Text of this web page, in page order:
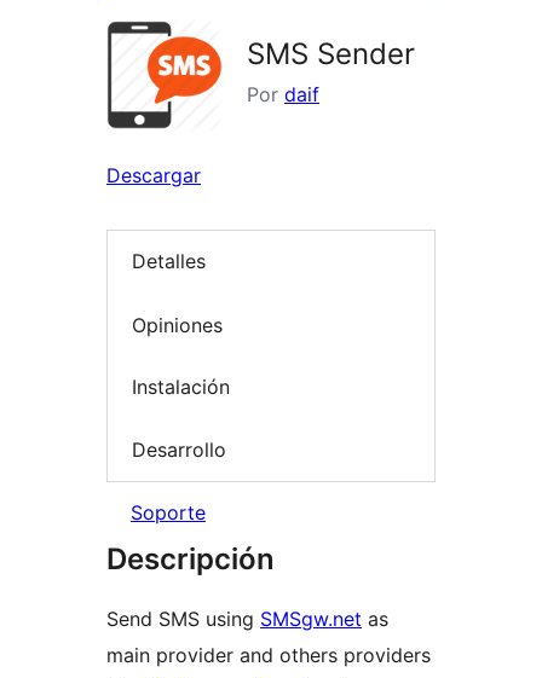
SMS Sender
Por daif
Descargar
Detalles
Opiniones
Instalación
Desarrollo
Soporte
Descripción
Send SMS using SMSgw.net as
main provider and others providers